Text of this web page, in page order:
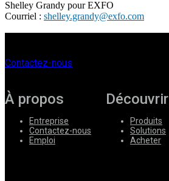
Shelley Grandy pour EXFO
Courriel : shelley.grandy@exfo.com
Contactez-nous
À propos
Entreprise
Contactez-nous
Emploi
Découvrir
Produits
Solutions
Acheter